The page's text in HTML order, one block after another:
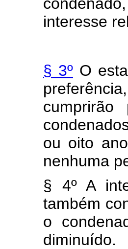
interesse
§ 3º O
ou oito
nenhuma
§ 4º A
também
o
diminuído.